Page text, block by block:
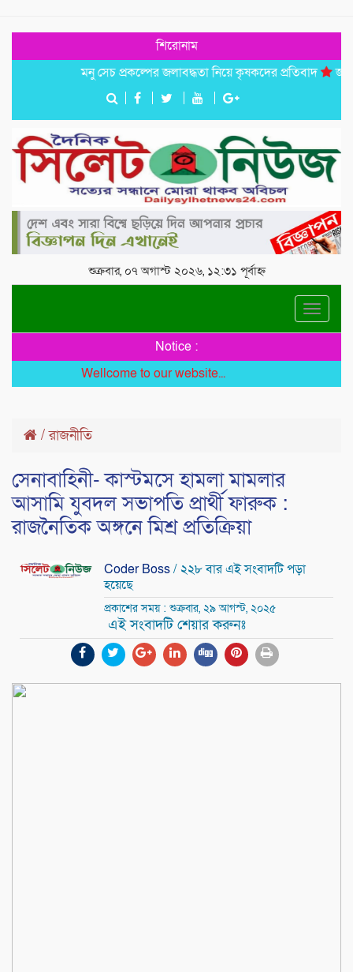
শিরোনাম
মনু সেচ প্রকল্পের জলাবদ্ধতা নিয়ে কৃষকদের প্রতিবাদ
শুক্রবার, ০৭ অগাস্ট ২০২৬, ১২:৩১ পূর্বাহ্ন
Toggle
Notice :
Wellcome to our website...
/রাজনীতি
সেনাবাহিনী- কাস্টমসে হামলা মামলার
আসামি যুবদল সভাপতি প্রার্থী ফারুক :
রাজনৈতিক অঙ্গনে মিশ্র প্রতিক্রিয়া
Coder Boss/ ২২৮ বার এই সংবাদটি পড়া
হয়েছে
প্রকাশের সময় : শুক্রবার, ২৯ আগস্ট, ২০২৫
এই সংবাদটি শেয়ার করুনঃ